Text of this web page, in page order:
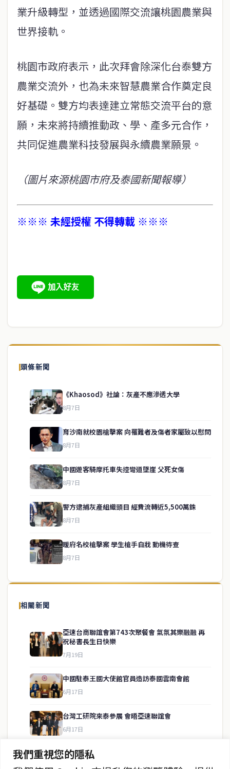
我們重視您的隱私
業升級轉型，並透過國際交流讓桃園農業與
世界接軌。
桃園市政府表示，此次拜會除深化台泰雙方
農業交流外，也為未來智慧農業合作奠定良
好基礎。雙方均表達建立常態交流平台的意
願，未來將持續推動政、學、產多元合作，
共同促進農業科技發展與永續農業願景。
（圖片來源桃園市府及泰國新聞報導）
※※※ 未經授權 不得轉載 ※※※
頭條新聞
《Khaosod》社論：灰產不應滲透大學
8月7日
育沙南就校園槍擊案 向罹難者及傷者家屬致以慰問
8月7日
中國遊客騎摩托車失控彎道墜崖 父死女傷
8月7日
警方逮捕灰產組織頭目 經費流轉近5,500萬銖
8月7日
暖府名校槍擊案 學生槍手自戕 動機待查
8月7日
相關新聞
亞速台商聯誼會第743次聚餐會 氣氛其樂融融 再
祝秘書長生日快樂
7月19日
中國駐泰王國大使館官員造訪泰國雲南會館
6月17日
台灣工研院來泰參展 會晤亞速聯誼會
6月17日
張善政率桃園青農赴曼谷植物展取經
6月15日
報導泰國當地政治、經濟、華人社群與社會時事，為在泰華人讀者提
快速連結
房地產